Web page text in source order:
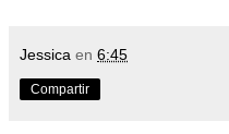
Jessica en 6:45
Compartir